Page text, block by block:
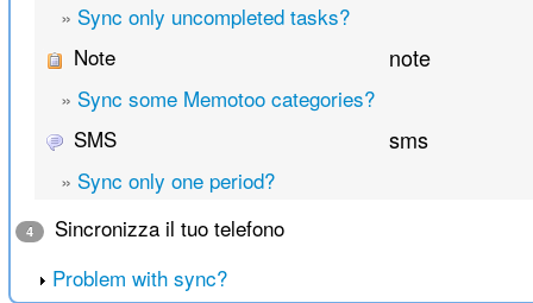
» Sync only uncompleted tasks?
Note
note
» Sync some Memotoo categories?
SMS
sms
» Sync only one period?
4
Sincronizza il tuo telefono
Problem with sync?